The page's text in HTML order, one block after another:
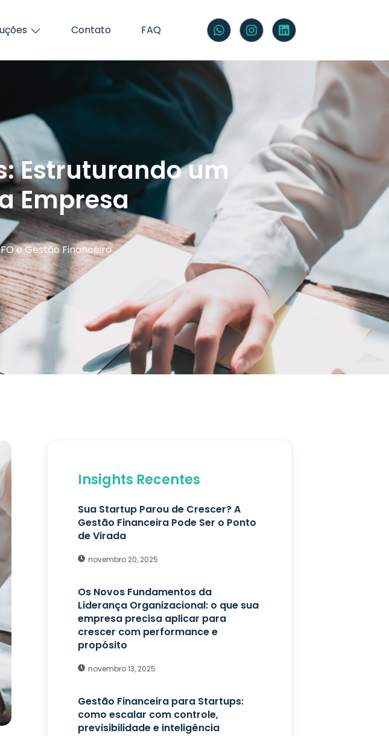
Contato FAQ
Estruturando um
Empresa
e Gestão Financeira
Insights Recentes
Sua Startup Parou de Crescer? A
Gestão Financeira Pode Ser o Ponto
de Virada
novembro 20, 2025
Os Novos Fundamentos da
Liderança Organizacional: o que sua
empresa precisa aplicar para
crescer com performance e
propósito
novembro 13, 2025
Gestão Financeira para Startups:
como escalar com controle,
previsibilidade e inteligência